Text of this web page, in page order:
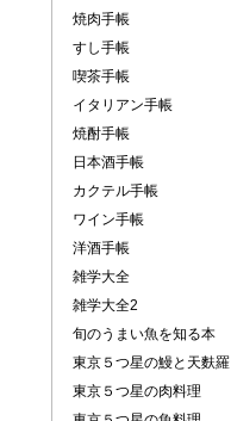
焼肉手帳
すし手帳
喫茶手帳
イタリアン手帳
焼酎手帳
日本酒手帳
カクテル手帳
ワイン手帳
洋酒手帳
雑学大全
雑学大全2
旬のうまい魚を知る本
東京５つ星の鰻と天麩羅
東京５つ星の肉料理